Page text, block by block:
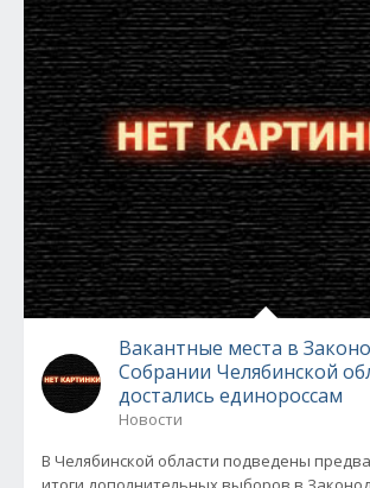
Вакантные места в
Собрании Челябинской
достались единороссам
Новости
В Челябинской области подведены